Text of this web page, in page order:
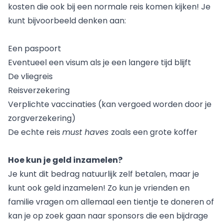
kosten die ook bij een normale reis komen kijken! Je
kunt bijvoorbeeld denken aan:
Een paspoort
Eventueel een visum als je een langere tijd blijft
De vliegreis
Reisverzekering
Verplichte vaccinaties (kan vergoed worden door je
zorgverzekering)
De echte reis must haves zoals een grote koffer
Hoe kun je geld inzamelen?
Je kunt dit bedrag natuurlijk zelf betalen, maar je
kunt ook geld inzamelen! Zo kun je vrienden en
familie vragen om allemaal een tientje te doneren of
kan je op zoek gaan naar sponsors die een bijdrage